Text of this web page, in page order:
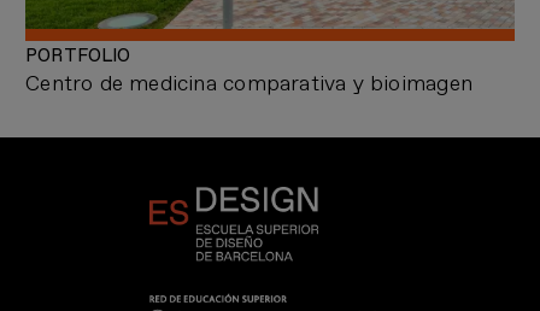
Centro de medicina comparativa y bioimagen
PORTFOLIO